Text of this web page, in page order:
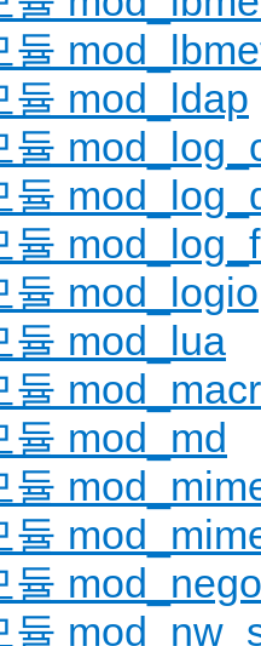
듈
듈 mod_ldap
듈
듈
듈
듈 mod_logio
듈 mod_lua
듈
듈 mod_md
듈
듈
듈
듈